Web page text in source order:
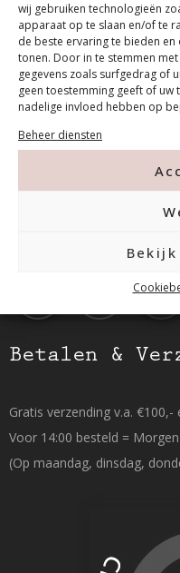
wij gebruiken technologieën
apparaat op te slaan en/of te
de beste ervaring te bieden
tonen. Door in te stemmen
gegevens zoals surfgedrag of
geen toestemming geeft of uw
nadelige invloed hebben op
Beheer diensten
Contact
Betalen &
Gratis verzending v.a. €100,-
Voor 14:00 besteld =
(Op maandag, dinsdag,